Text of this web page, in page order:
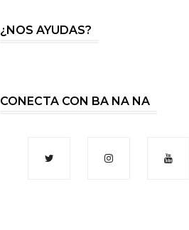
¿NOS AYUDAS?
CONECTA CON BA NA NA